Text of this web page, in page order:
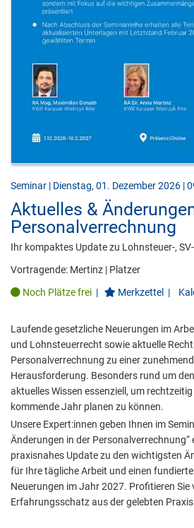
Seminar | Dienstag, 01. Dezember 2026 |
Aktuelles &
Personalverrechnung
Ihr kompaktes Update zu Lohnsteuer-,
Vortragende: Mertinz | Platzer
Noch Plätze frei | Merkzettel |
Laufende gesetzliche Neuerungen im
und Lohnsteuerrecht sowie aktuelle
Personalverrechnung zu einer
Herausforderung. Besonders rund um
aktuelles Wissen essenziell, um
kommende Jahr planen zu können.
Unsere Expert:innen geben Ihnen im
Änderungen in der Personalverrechnung“
praxisnahes Update zu den wichtigsten
für Ihre tägliche Arbeit und einen
Neuerungen im Jahr 2027. Profitieren Sie
Erfahrungsschatz aus der gelebten